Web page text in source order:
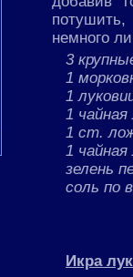
немного
3
1
1
1
1 ст.
1
зелень
соль по
Икра